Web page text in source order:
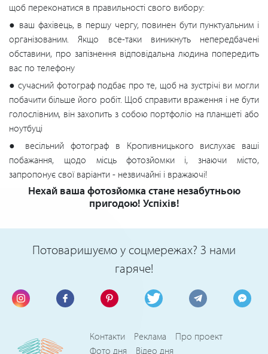
щоб переконатися в правильності свого вибору:
● ваш фахівець, в першу чергу, повинен бути пунктуальним і
організованим. Якщо все-таки виникнуть непередбачені
обставини, про запізнення відповідальна людина попередить
вас по телефону
● сучасний фотограф подбає про те, щоб на зустрічі ви могли
побачити більше його робіт. Щоб справити враження і не бути
голослівним, він захопить з собою портфоліо на планшеті або
ноутбуці
● весільний фотограф в Кропивницького вислухає ваші
побажання, щодо місць фотозйомки і, знаючи місто,
запропонує свої варіанти - незвичайні і вражаючі!
Нехай ваша фотозйомка стане незабутньою
пригодою! Успіхів!
Потоваришуємо у соцмережах? З нами
гаряче!
Контакти Реклама
Про проект
Фото дня
Відео дня